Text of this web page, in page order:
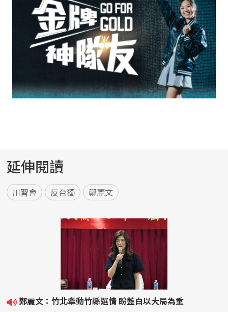
延伸閱讀
川習會 反台獨 鄭麗文
鄭麗文：竹北牽動竹縣選情 盼藍白以大局為重